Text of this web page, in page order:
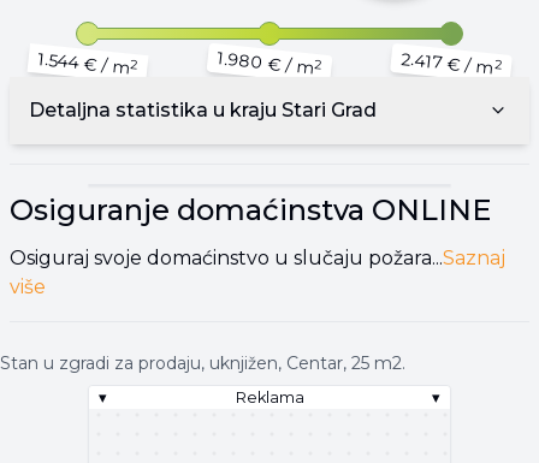
1.544 €/ m2 1.980 €/ m2 2.417 €/ m2
Detaljna statistika u kraju Stari Grad
Osiguranje domaćinstva ONLINE
Osiguraj svoje domaćinstvo u slučaju požara...Saznaj
više
Stan u zgradi za prodaju, uknjižen, Centar, 25 m2.
▾ Reklama ▾
▾ Reklama ▾